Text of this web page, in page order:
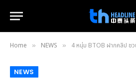
Home » NEWS » 4 หนุ่ม BTOB ฝากคลิป ชวน Melody ชาวไทย มาเจอพวก
NEWS